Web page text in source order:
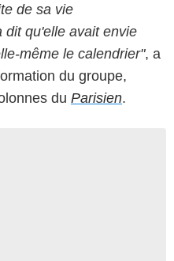
de sa vie
dit qu'elle avait envie
même le calendrier", a
du groupe,
du Parisien.